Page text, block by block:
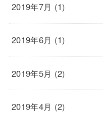
2019年7月 (1)
2019年6月 (1)
2019年5月 (2)
2019年4月 (2)